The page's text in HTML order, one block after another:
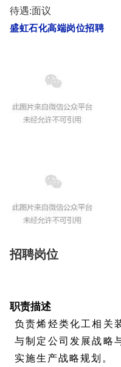
待遇:面议
盛虹石化高端岗位招聘
招聘岗位
职责描述
负责烯烃类化工相关
与制定公司发展战略
实施生产战略规划。